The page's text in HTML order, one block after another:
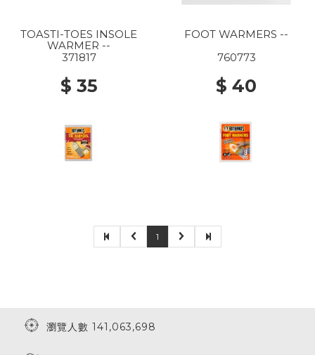
TOASTI-TOES INSOLE
WARMER --
371817
$ 35
FOOT WARMERS --
760773
$ 40
1
瀏覽人數 141,063,698